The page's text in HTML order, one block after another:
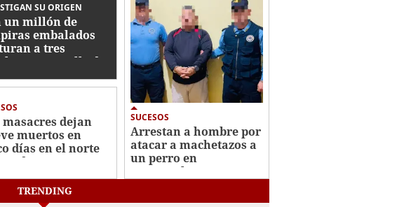
SU ORIGEN
un millón de
embalados
a tres
en muelle de
masacres dejan
muertos en
días en el norte
SUCESOS
Arrestan a hombre por
atacar a machetazos a
un perro en
Tegucigalpa
TRENDING